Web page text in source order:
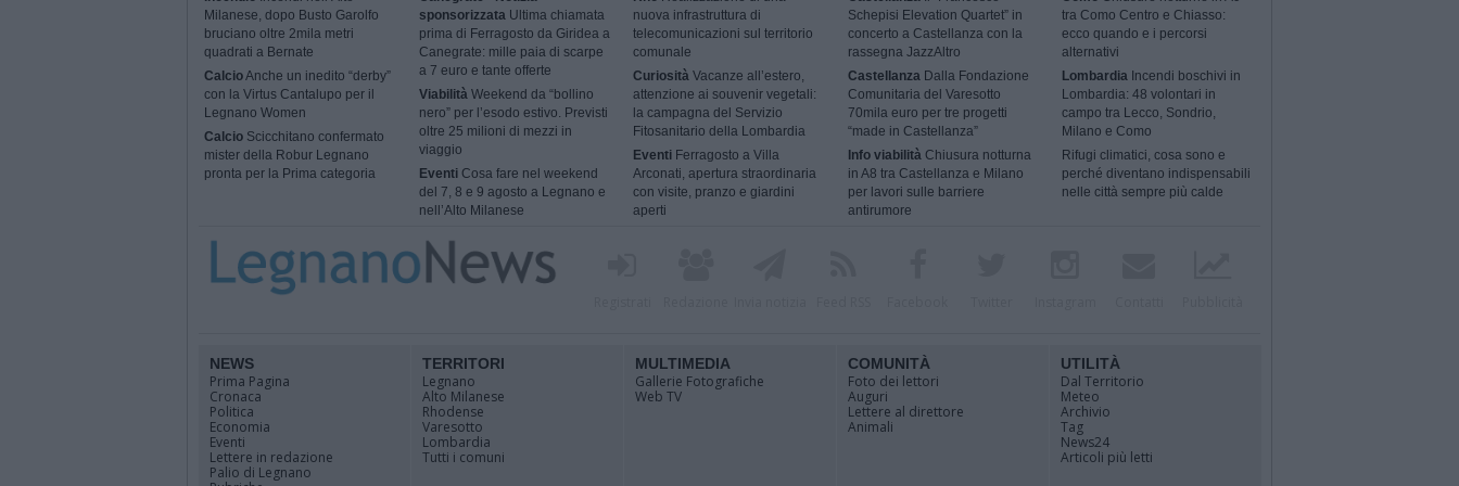
Milanese, dopo Busto Garolfo
bruciano oltre 2mila metri
quadrati a Bernate
CalcioAnche un inedito “derby”
con la Virtus Cantalupo per il
Legnano Women
Calcio Scicchitano confermato
mister della Robur Legnano
pronta per la Prima categoria
sponsorizzataUltima chiamata
prima di Ferragosto da Giridea a
Canegrate: mille paia di scarpe
a 7 euro e tante offerte
ViabilitàWeekend da “bollino
nero” per l’esodo estivo. Previsti
oltre 25 milioni di mezzi in
viaggio
EventiCosa fare nel weekend
del 7, 8 e 9 agosto a Legnano e
nell’Alto Milanese
nuova infrastruttura di
telecomunicazioni sul territorio
comunale
Curiosità Vacanze all’estero,
attenzione ai souvenir vegetali:
la campagna del Servizio
Fitosanitario della Lombardia
Eventi Ferragosto a Villa
Arconati, apertura straordinaria
con visite, pranzo e giardini
aperti
Schepisi Elevation Quartet” in
concerto a Castellanza con la
rassegna JazzAltro
CastellanzaDalla Fondazione
Comunitaria del Varesotto
70mila euro per tre progetti
“made in Castellanza”
Info viabilitàChiusura notturna
in A8 tra Castellanza e Milano
per lavori sulle barriere
antirumore
tra Como Centro e Chiasso:
ecco quando e i percorsi
alternativi
Lombardia Incendi boschivi in
Lombardia: 48 volontari in
campo tra Lecco, Sondrio,
Milano e Como
Rifugi climatici, cosa sono e
perché diventano indispensabili
nelle città sempre più calde
NEWS
Prima Pagina
Cronaca
Politica
Economia
Eventi
Lettere in redazione
Palio di Legnano
TERRITORI
Legnano
Alto Milanese
Rhodense
Varesotto
Lombardia
Tutti i comuni
MULTIMEDIA
Gallerie Fotografiche
Web TV
COMUNITÀ
Foto dei lettori
Auguri
Lettere al direttore
Animali
UTILITÀ
Dal Territorio
Meteo
Archivio
Tag
News24
Articoli più letti